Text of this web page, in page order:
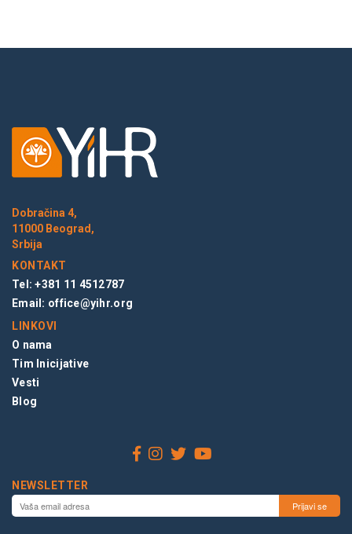
Dobračina 4,
11000 Beograd,
Srbija
KONTAKT
Tel: +381 11 4512787
Email: office@yihr.org
LINKOVI
O nama
Tim Inicijative
Vesti
Blog
NEWSLETTER